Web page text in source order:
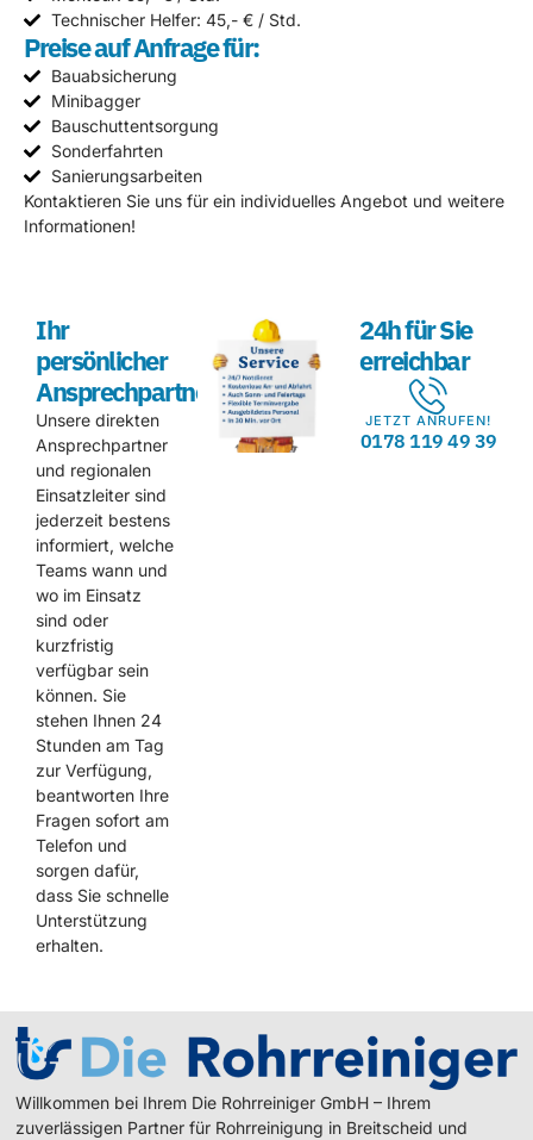
Technischer Helfer: 45,- € / Std.
Preise auf Anfrage für:
Bauabsicherung
Minibagger
Bauschuttentsorgung
Sonderfahrten
Sanierungsarbeiten
Kontaktieren Sie uns für ein individuelles Angebot und weitere
Informationen!
Ihr
persönlicher
Ansprechpartner
Unsere direkten
Ansprechpartner
und regionalen
Einsatzleiter sind
jederzeit bestens
informiert, welche
Teams wann und
wo im Einsatz
sind oder
kurzfristig
verfügbar sein
können. Sie
stehen Ihnen 24
Stunden am Tag
zur Verfügung,
beantworten Ihre
Fragen sofort am
Telefon und
sorgen dafür,
dass Sie schnelle
Unterstützung
erhalten.
24h für Sie
erreichbar
JETZT ANRUFEN!
0178 119 49 39
Willkommen bei Ihrem Die Rohrreiniger GmbH – Ihrem
zuverlässigen Partner für Rohrreinigung in Breitscheid und